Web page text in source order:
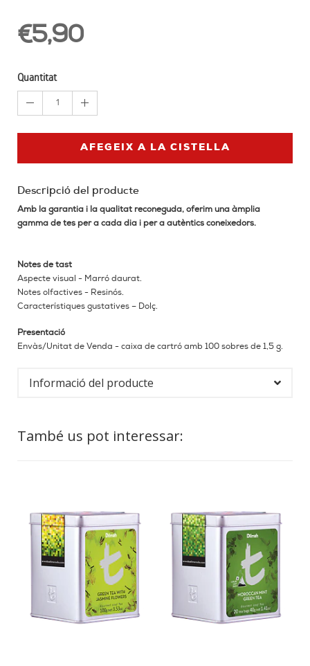
€5,90
Quantitat
1
AFEGEIX A LA CISTELLA
Descripció del producte
Amb la garantia i la qualitat reconeguda, oferim una àmplia
gamma de tes per a cada dia i per a autèntics coneixedors.
Notes de tast
Aspecte visual - Marró daurat.
Notes olfactives - Resinós.
Característiques gustatives – Dolç.
Presentació
Envàs/Unitat de Venda - caixa de cartró amb 100 sobres de 1,5 g.
Informació del producte
També us pot interessar: